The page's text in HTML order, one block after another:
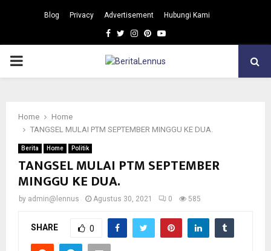
Blog Privacy Advertisement Hubungi Kami
Facebook
TwitterInstagram
Pinterest
Youtube
PRIMARY
Home
Home
TANGSEL MULAI PTM SEPTEMBER MINGGU KE DUA.
Berita Home Politik
TANGSEL MULAI PTM SEPTEMBER
MINGGU KE DUA.
by admin@lennus Agustus 30, 2021 0 585
SHARE 0